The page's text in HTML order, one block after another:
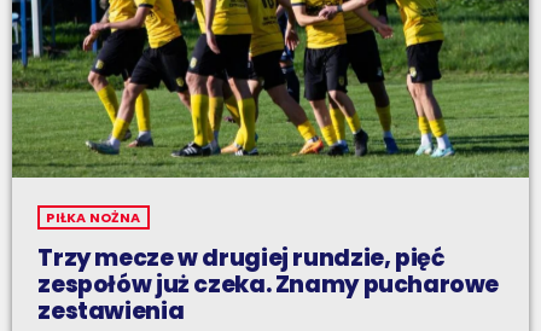
PIŁKA NOŻNA
Trzy mecze w drugiej rundzie, pięć
zespołów już czeka. Znamy pucharowe
zestawienia